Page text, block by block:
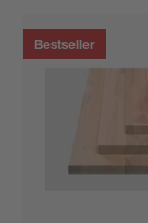
Bestseller